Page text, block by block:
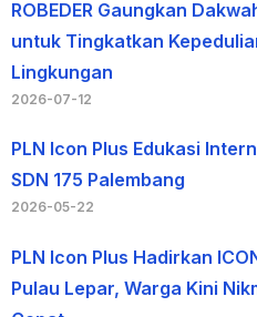
ROBEDER Gaungkan
untuk Tingkatkan
Lingkungan
2026-07-12
PLN Icon Plus Edukasi
SDN 175 Palembang
2026-05-22
PLN Icon Plus Hadirkan
Pulau Lepar, Warga Kini